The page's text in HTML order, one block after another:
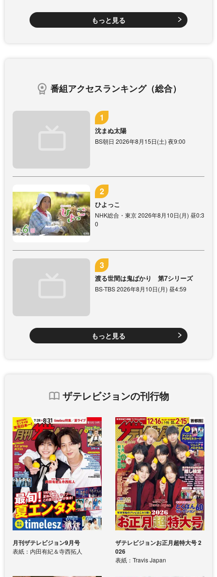
もっと見る
番組アクセスランキング（総合）
沈まぬ太陽
BS朝日 2026年8月15日(土) 夜9:00
ひよっこ
NHK総合・東京 2026年8月10日(月) 昼0:3
0
渡る世間は鬼ばかり 第7シリーズ
BS-TBS 2026年8月10日(月) 昼4:59
もっと見る
ザテレビジョンの刊行物
月刊ザテレビジョン9月号
表紙：内田有紀＆寺西拓人
ザテレビジョンお正月超特大号 2
026
表紙：Travis Japan